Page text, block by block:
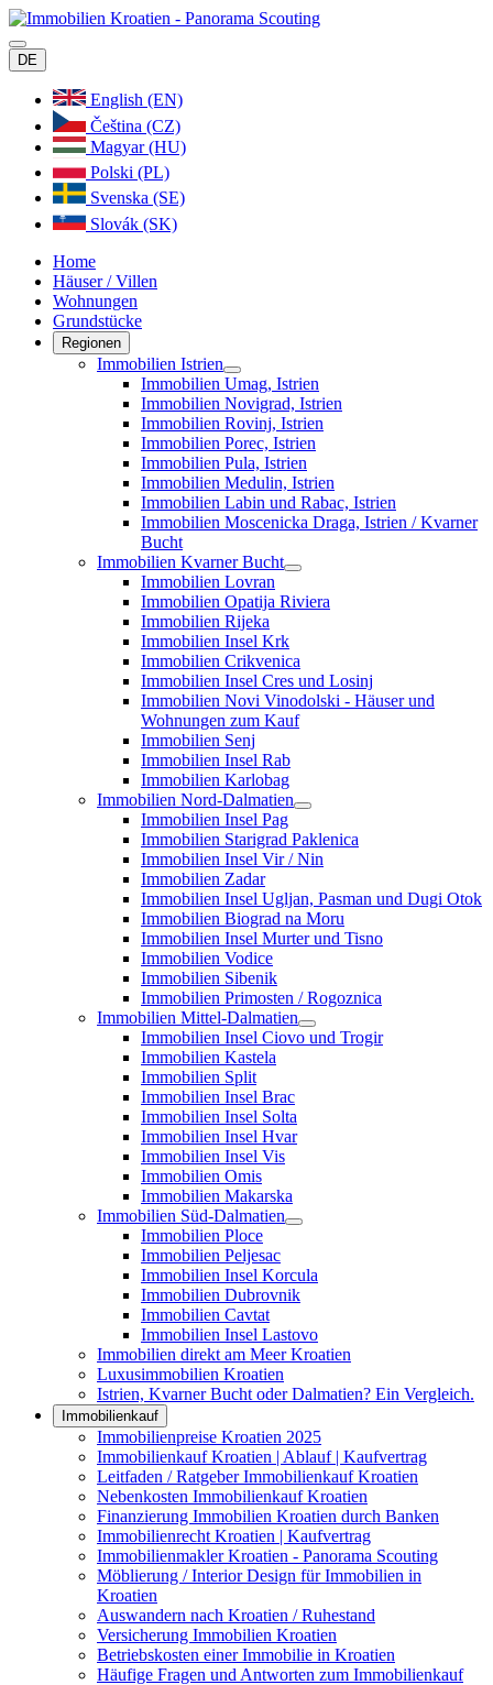
DE
English (EN)
Čeština (CZ)
Magyar (HU)
Polski (PL)
Svenska (SE)
Slovák (SK)
Home
Häuser / Villen
Wohnungen
Grundstücke
Regionen
Immobilien Istrien
Immobilien Umag, Istrien
Immobilien Novigrad, Istrien
Immobilien Rovinj, Istrien
Immobilien Porec, Istrien
Immobilien Pula, Istrien
Immobilien Medulin, Istrien
Immobilien Labin und Rabac, Istrien
Immobilien Moscenicka Draga, Istrien / Kvarner
Bucht
Immobilien Kvarner Bucht
Immobilien Lovran
Immobilien Opatija Riviera
Immobilien Rijeka
Immobilien Insel Krk
Immobilien Crikvenica
Immobilien Insel Cres und Losinj
Immobilien Novi Vinodolski - Häuser und
Wohnungen zum Kauf
Immobilien Senj
Immobilien Insel Rab
Immobilien Karlobag
Immobilien Nord-Dalmatien
Immobilien Insel Pag
Immobilien Starigrad Paklenica
Immobilien Insel Vir / Nin
Immobilien Zadar
Immobilien Insel Ugljan, Pasman und Dugi Otok
Immobilien Biograd na Moru
Immobilien Insel Murter und Tisno
Immobilien Vodice
Immobilien Sibenik
Immobilien Primosten / Rogoznica
Immobilien Mittel-Dalmatien
Immobilien Insel Ciovo und Trogir
Immobilien Kastela
Immobilien Split
Immobilien Insel Brac
Immobilien Insel Solta
Immobilien Insel Hvar
Immobilien Insel Vis
Immobilien Omis
Immobilien Makarska
Immobilien Süd-Dalmatien
Immobilien Ploce
Immobilien Peljesac
Immobilien Insel Korcula
Immobilien Dubrovnik
Immobilien Cavtat
Immobilien Insel Lastovo
Immobilien direkt am Meer Kroatien
Luxusimmobilien Kroatien
Istrien, Kvarner Bucht oder Dalmatien? Ein Vergleich.
Immobilienkauf
Immobilienpreise Kroatien 2025
Immobilienkauf Kroatien | Ablauf | Kaufvertrag
Leitfaden / Ratgeber Immobilienkauf Kroatien
Nebenkosten Immobilienkauf Kroatien
Finanzierung Immobilien Kroatien durch Banken
Immobilienrecht Kroatien | Kaufvertrag
Immobilienmakler Kroatien - Panorama Scouting
Möblierung / Interior Design für Immobilien in
Kroatien
Auswandern nach Kroatien / Ruhestand
Versicherung Immobilien Kroatien
Betriebskosten einer Immobilie in Kroatien
Häufige Fragen und Antworten zum Immobilienkauf